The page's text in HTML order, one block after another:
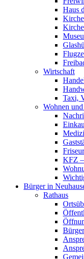
Haus
Wirtschaft
Taxi,
Wohnen
KFZ
Bürger in
Rathaus